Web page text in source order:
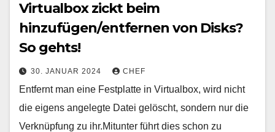
Virtualbox zickt beim
hinzufügen/entfernen von Disks?
So gehts!
30. JANUAR 2024 CHEF
Entfernt man eine Festplatte in Virtualbox, wird nicht
die eigens angelegte Datei gelöscht, sondern nur die
Verknüpfung zu ihr.Mitunter führt dies schon zu